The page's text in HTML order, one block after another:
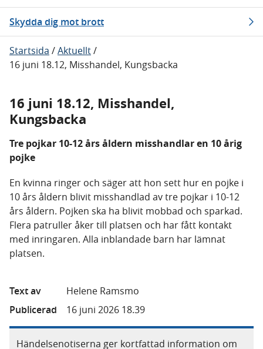
Skydda dig mot brott
Startsida /Aktuellt/
16 juni 18.12, Misshandel, Kungsbacka
16 juni 18.12, Misshandel,
Kungsbacka
Tre pojkar 10-12 års åldern misshandlar en 10 årig
pojke
En kvinna ringer och säger att hon sett hur en pojke i
10 års åldern blivit misshandlad av tre pojkar i 10-12
års åldern. Pojken ska ha blivit mobbad och sparkad.
Flera patruller åker till platsen och har fått kontakt
med inringaren. Alla inblandade barn har lämnat
platsen.
Text av
Helene Ramsmo
Publicerad
16 juni 2026 18.39
Händelsenotiserna ger kortfattad information om